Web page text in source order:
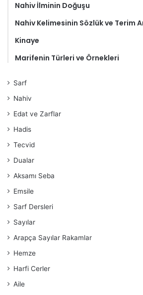
Nahiv İlminin Doğuşu
Nahiv Kelimesinin Sözlük ve Terim
Kinaye
Marifenin Türleri ve Örnekleri
Sarf
Nahiv
Edat ve Zarflar
Hadis
Tecvid
Dualar
Aksamı Seba
Emsile
Sarf Dersleri
Sayılar
Arapça Sayılar Rakamlar
Hemze
Harfi Cerler
Aile